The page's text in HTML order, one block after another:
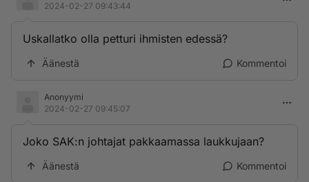
2024-02-27 09:43:44
Uskallatko olla petturi ihmisten edessä?
Äänestä Kommentoi
Anonyymi
2024-02-27 09:45:07
Joko SAK:n johtajat pakkaamassa laukkujaan?
Äänestä Kommentoi